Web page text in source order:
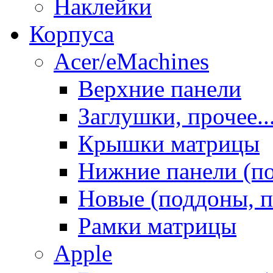
Наклейки
Корпуса
Acer/eMachines
Верхние панели
Заглушки,
Крышки матрицы
Нижние панели
Новые (поддоны,
Рамки матрицы
Apple